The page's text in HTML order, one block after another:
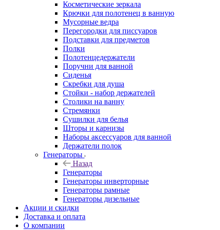
Косметические зеркала
Крючки для полотенец в ванную
Мусорные ведра
Перегородки для писсуаров
Подставки для предметов
Полки
Полотенцедержатели
Поручни для ванной
Сиденья
Скребки для душа
Стойки - набор держателей
Столики на ванну
Стремянки
Сушилки для белья
Шторы и карнизы
Наборы аксессуаров для ванной
Держатели полок
Генераторы
Назад
Генераторы
Генераторы инверторные
Генераторы рамные
Генераторы дизельные
Акции и скидки
Доставка и оплата
О компании